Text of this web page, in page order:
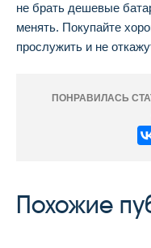
не брать дешевые
менять. Покупайте
прослужить и не
ПОНРАВИЛАСЬ
Похожие